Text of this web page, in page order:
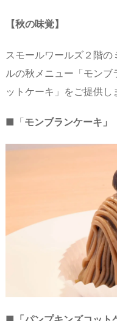
【秋の味覚】
スモールワールズ２階
ルの秋メニュー「モン
ットケーキ」をご提供し
■「モンブランケーキ」